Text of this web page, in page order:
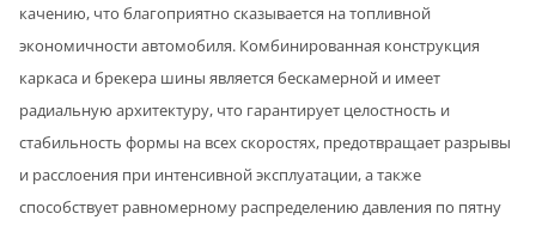
качению, что благоприятно сказывается на топливной
экономичности автомобиля. Комбинированная конструкция
каркаса и брекера шины является бескамерной и имеет
радиальную архитектуру, что гарантирует целостность и
стабильность формы на всех скоростях, предотвращает разрывы
и расслоения при интенсивной эксплуатации, а также
способствует равномерному распределению давления по пятну